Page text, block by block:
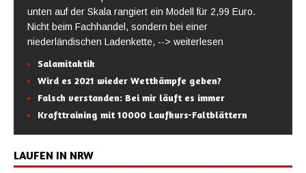
unten auf der Skala rangiert ein Modell für 2,99 Euro.
Nicht beim Fachhandel, sondern bei einer
niederländischen Ladenkette, --> weiterlesen
Salamitaktik
Wird es 2021 wieder Wettkämpfe geben?
Falsch verstanden: Bei mir läuft es immer
Krafttraining mit 10000 Laufkurs-Faltblättern
LAUFEN IN NRW